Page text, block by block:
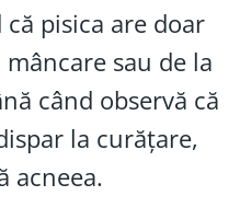
pisica are doar
sau de la
când observă că
la curățare,
acneea.